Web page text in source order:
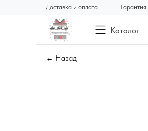
Гарантия
Доставка и оплата
Каталог
← Назад